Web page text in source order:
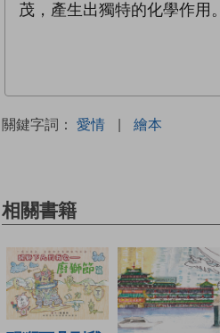
茂，產生出獨特的化學作用。
關鍵字詞： 愛情 | 繪本
相關書籍